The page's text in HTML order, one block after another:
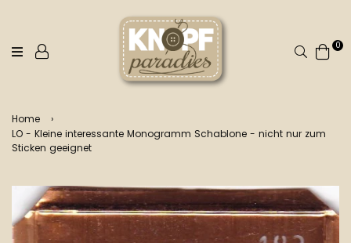
Suchen
0
Home
›
LO - Kleine interessante Monogramm Schablone - nicht nur zum
Sticken geeignet